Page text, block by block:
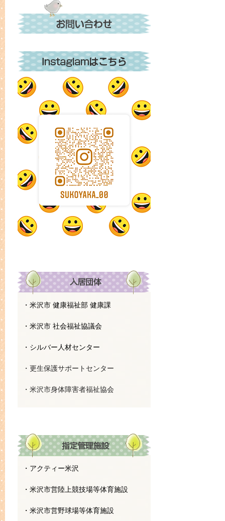
・米沢市 健康福祉部 健康課
・米沢市 社会福祉協議会
・シルバー人材センター
・更生保護サポートセンター
・米沢市身体障害者福祉協会
・アクティー米沢
・米沢市営陸上競技場等体育施設
・米沢市営野球場等体育施設